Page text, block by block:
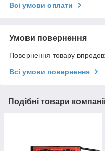
Всі умови оплати
Умови повернення
Повернення товару
Всі умови повернення
Подібні товари